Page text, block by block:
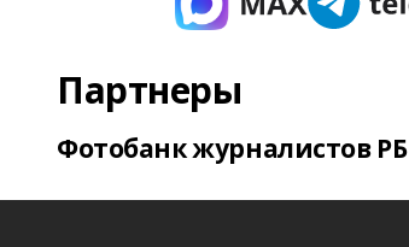
Партнеры
Фотобанк журналистов РБ